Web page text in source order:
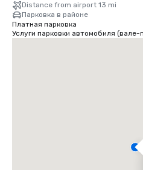
Distance from airport 13 mi
Парковка в районе
Платная парковка
Услуги парковки автомобиля (вале-